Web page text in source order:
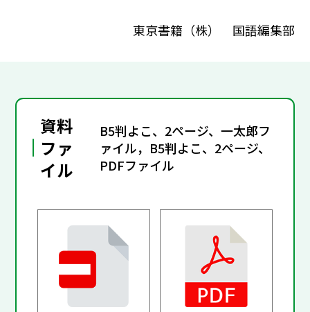
東京書籍（株） 国語編集部
資料
ファ
イル
B5判よこ、2ページ、一太郎フ
ァイル，B5判よこ、2ページ、
PDFファイル